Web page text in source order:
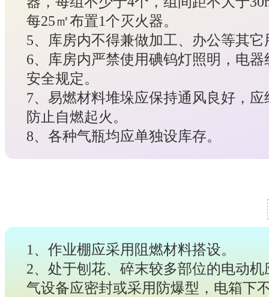
每25㎡布置1个灭火器。
5、库房内不得兼做加工、办公等其它
6、库房内严禁使用碘钨灯照明，电
安全规定。
7、易燃材料堆垛应保持通风良好，
防止自燃起火。
8、各种气瓶均应单独设库存。
1、作业棚应采用阻燃材料搭设。
2、处于刨花、碎末较多部位的电动
气设备应密封或采用防爆型，电箱下